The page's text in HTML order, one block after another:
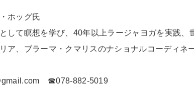
ホッグ氏
して瞑想を学び、40年以上ラージャヨガを実践、
ア、ブラーマ・クマリスのナショナルコーディネ
☎078-882-5019